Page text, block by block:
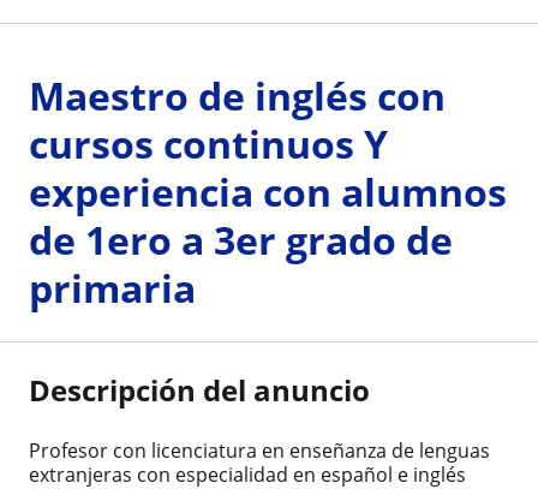
Maestro de inglés con
cursos continuos Y
experiencia con alumnos
de 1ero a 3er grado de
primaria
Descripción del anuncio
Profesor con licenciatura en enseñanza de lenguas
extranjeras con especialidad en español e inglés